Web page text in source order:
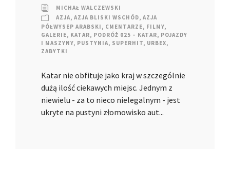
MICHAŁ WALCZEWSKI
AZJA, AZJA BLISKI WSCHÓD, AZJA
PÓŁWYSEP ARABSKI , CMENTARZE, FILMY,
GALERIE, KATAR, PODRÓŻ 025 – KATAR, POJAZDY
I MASZYNY, PUSTYNIA, SUPERHIT, URBEX,
ZABYTKI
Katar nie obfituje jako kraj w szczególnie
dużą ilość ciekawych miejsc. Jednym z
niewielu - za to nieco nielegalnym - jest
ukryte na pustyni złomowisko aut...